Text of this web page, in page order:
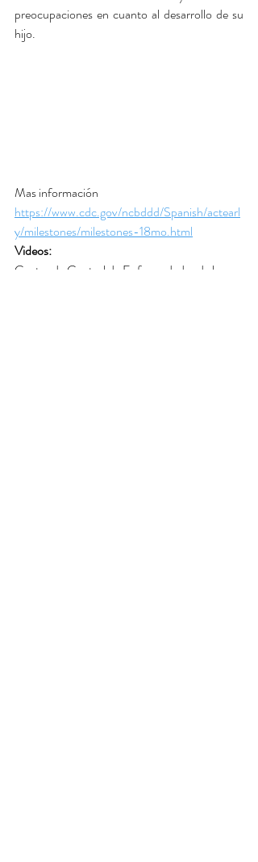
preocupaciones en cuanto al desarrollo de su
hijo.
Mas información
https://www.cdc.gov/ncbddd/Spanish/actearl
y/milestones/milestones-18mo.html
Videos:
Centro de Control de Enfermedades de los